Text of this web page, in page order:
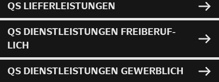
QS LIE­FER­LEIS­TUN­GEN
QS DIENST­LEIS­TUN­GEN FREI­BE­RUF­
LICH
QS DIENST­LEIS­TUN­GEN GE­WERB­LICH